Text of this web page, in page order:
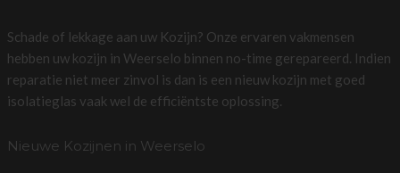
Schade of lekkage aan uw Kozijn? Onze ervaren vakmensen
hebben uw kozijn in Weerselo binnen no-time gerepareerd. Indien
reparatie niet meer zinvol is dan is een nieuw kozijn met goed
isolatieglas vaak wel de efficiëntste oplossing.
Nieuwe Kozijnen in Weerselo